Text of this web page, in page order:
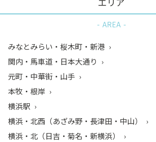
AREA
みなとみらい・桜木町・新港
関内・馬車道・日本大通り
元町・中華街・山手
本牧・根岸
横浜駅
横浜・北西（あざみ野・長津田・中山）
横浜・北（日吉・菊名・新横浜）